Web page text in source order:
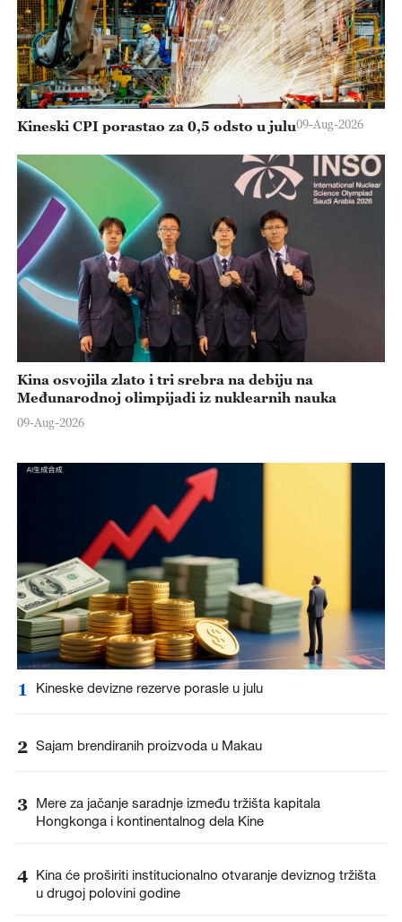
Kineski CPI porastao za 0,5 odsto u julu09-Aug-2026
Kina osvojila zlato i tri srebra na debiju na
Međunarodnoj olimpijadi iz nuklearnih nauka
09-Aug-2026
1 Kineske devizne rezerve porasle u julu
2 Sajam brendiranih proizvoda u Makau
3 Mere za jačanje saradnje između tržišta kapitala
Hongkonga i kontinentalnog dela Kine
4 Kina će proširiti institucionalno otvaranje deviznog tržišta
u drugoj polovini godine